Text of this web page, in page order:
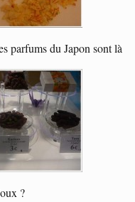
parfums du Japon sont là
?